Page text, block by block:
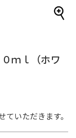
ｍｌ（ホワ
いただきます。